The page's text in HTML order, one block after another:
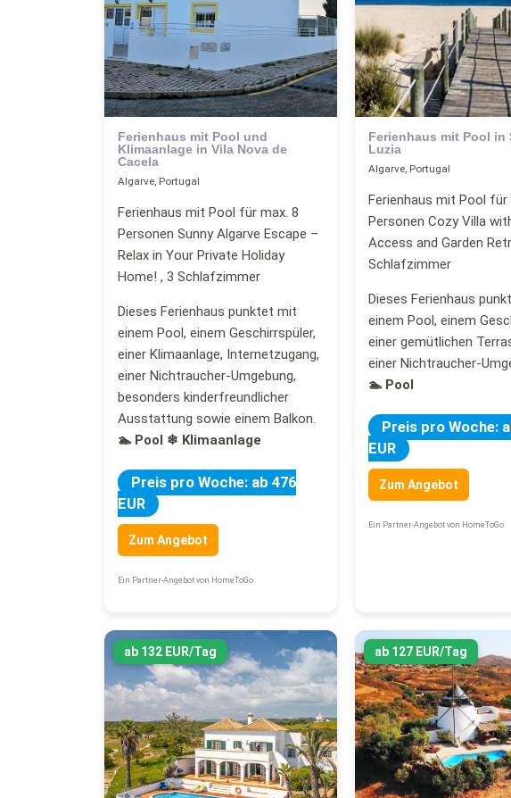
Ferienhaus mit Pool und
Klimaanlage in Vila Nova de
Cacela
Algarve, Portugal
Ferienhaus mit Pool für max. 8
Personen Sunny Algarve Escape –
Relax in Your Private Holiday
Home! , 3 Schlafzimmer
Dieses Ferienhaus punktet mit
einem Pool, einem Geschirrspüler,
einer Klimaanlage, Internetzugang,
einer Nichtraucher-Umgebung,
besonders kinderfreundlicher
Ausstattung sowie einem Balkon.
🏊 Pool ❄ Klimaanlage
Preis pro Woche: ab 476
EUR
Zum Angebot
Ein Partner-Angebot von HomeToGo
Ferienhaus mit Pool in
Luzia
Algarve, Portugal
Ferienhaus mit Pool für
Personen Cozy Villa
Access and Garden
Schlafzimmer
Dieses Ferienhaus
einem Pool, einem
einer gemütlichen
einer Nichtraucher-
🏊 Pool
Preis pro Woche:
EUR
Zum Angebot
Ein Partner-Angebot von HomeToGo
ab 132 EUR/Tag ab 127 EUR/Tag